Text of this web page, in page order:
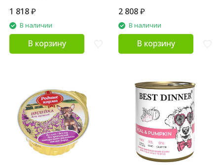
1 818₽
В наличии
В корзину
2 808₽
В наличии
В корзину